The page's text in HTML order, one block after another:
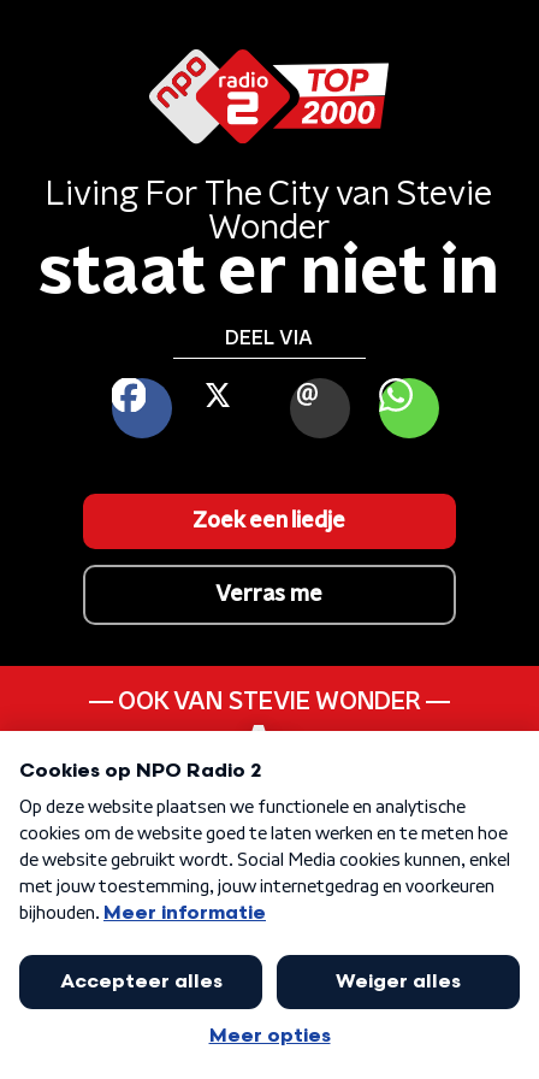
Living For The CityvanStevie
Wonder
staat er niet in
DEEL VIA
FACEBOOK
X MAIL WHATSAPP
Zoek een liedje
Verras me
OOK VAN STEVIE WONDER
As
ANDER LIEDJE UIT DE
70s
KEN JE DEZE NOG
It's A Man's Man's Man's
World